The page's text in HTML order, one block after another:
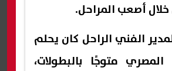
أصعب المراحل.
الفني الراحل كان يحلم
المصري متوجًا بالبطولات،